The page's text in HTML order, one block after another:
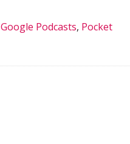
Google Podcasts, Pocket